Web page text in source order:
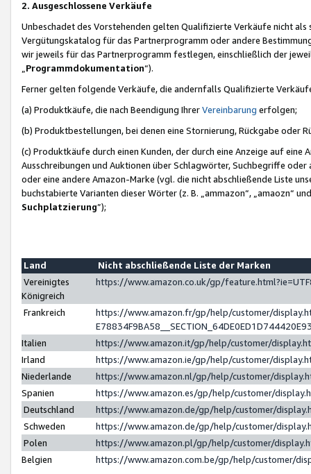
2. Ausgeschlossene Verkäufe
Unbeschadet des Vorstehenden gelten Qualifizierte Verkäufe nicht
Vergütungskatalog für das Partnerprogramm oder andere
wir jeweils für das Partnerprogramm festlegen, einschließlich der
Programmdokumentation“).
Ferner gelten folgende Verkäufe, die andernfalls Qualifizierte
(a) Produktkäufe, die nach Beendigung IhrerVereinbarung erfolgen;
(b) Produktbestellungen, bei denen eine Stornierung, Rückgabe oder
(c) Produktkäufe durch einen Kunden, der durch eine Anzeige auf
Ausschreibungen und Auktionen über Schlagwörter, Suchbegriffe
oder eine andere Amazon-Marke (vgl. die nicht abschließende Liste
buchstabierte Varianten dieser Wörter (z. B. „ammazon“, „amaozn“
Suchplatzierung”);
Land
Nicht abschließende Liste der Marken
Vereinigtes
Königreich
https://www.amazon.co.uk/gp/
Frankreich
https://www.amazon.fr/gp/help/customer/
Italien
https://www.amazon.it/gp/help/customer/
Irland
https://www.amazon.ie/gp/help/customer/
Niederlande
https://www.amazon.nl/gp/help/customer/
Spanien
https://www.amazon.es/gp/help/customer/
Deutschland
https://www.amazon.de/gp/help/customer/
Schweden
https://www.amazon.de/gp/help/customer/
Polen
https://www.amazon.pl/gp/help/customer/
Belgien
https://www.amazon.com.be/gp/help/customer/